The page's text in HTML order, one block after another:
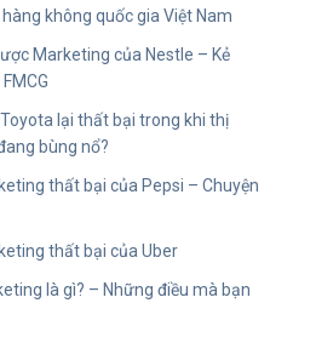
không quốc gia Việt Nam
Marketing của Nestle – Kẻ
lại thất bại trong khi thị
bùng nổ?
thất bại của Pepsi – Chuyện
thất bại của Uber
là gì? – Những điều mà bạn